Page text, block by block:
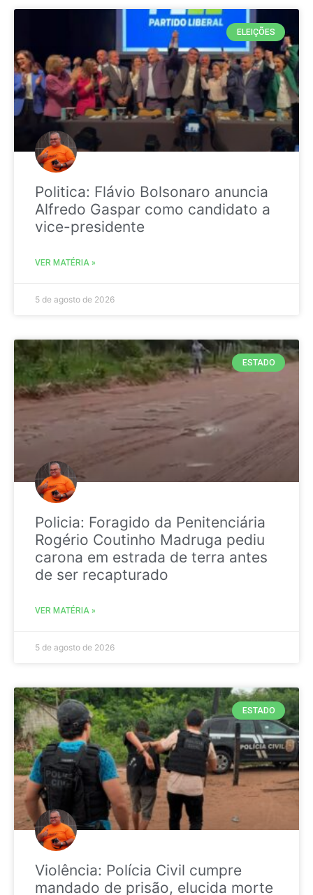
ELEIÇÕES
Politica: Flávio Bolsonaro anuncia
Alfredo Gaspar como candidato a
vice-presidente
VER MATÉRIA »
5 de agosto de 2026
ESTADO
Policia: Foragido da Penitenciária
Rogério Coutinho Madruga pediu
carona em estrada de terra antes
de ser recapturado
VER MATÉRIA »
5 de agosto de 2026
ESTADO
Violência: Polícia Civil cumpre
mandado de prisão, elucida morte